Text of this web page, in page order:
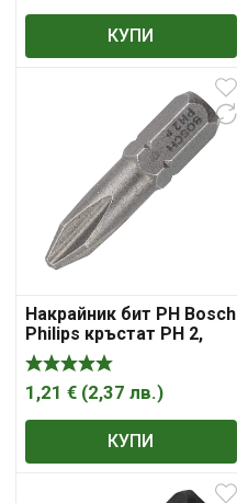
КУПИ
Накрайник бит PH Bosch
Philips кръстат PH 2,
1/4″, 25 мм, Extra Hard
1,21 € (2,37 лв.)
КУПИ